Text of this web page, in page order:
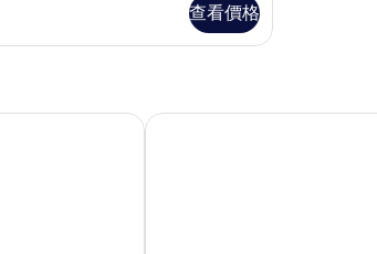
查看價格
粉紅可可烏魯瓦圖 - 僅限酷成